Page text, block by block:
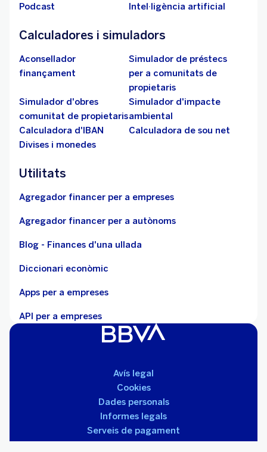
Podcast
Intel·ligència artificial
Calculadores i simuladors
Aconsellador
finançament
Simulador de préstecs
per a comunitats de
propietaris
Simulador d'obres
comunitat de propietaris
Simulador d'impacte
ambiental
Calculadora d'IBAN
Calculadora de sou net
Divises i monedes
Utilitats
Agregador financer per a empreses
Agregador financer per a autònoms
Blog - Finances d'una ullada
Diccionari econòmic
Apps per a empreses
API per a empreses
Avís legal
Cookies
Dades personals
Informes legals
Serveis de pagament
Tarifes